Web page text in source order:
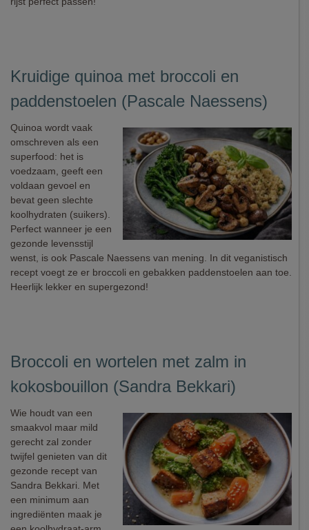
Kruidige quinoa met broccoli en
paddenstoelen (Pascale Naessens)
Quinoa wordt vaak
omschreven als een
superfood: het is
voedzaam, geeft een
voldaan gevoel en
bevat geen slechte
koolhydraten (suikers).
Perfect wanneer je een
gezonde levensstijl
wenst, is ook Pascale Naessens van mening. In dit veganistisch
recept voegt ze er broccoli en gebakken paddenstoelen aan toe.
Heerlijk lekker en supergezond!
Broccoli en wortelen met zalm in
kokosbouillon (Sandra Bekkari)
Wie houdt van een
smaakvol maar mild
gerecht zal zonder
twijfel genieten van dit
gezonde recept van
Sandra Bekkari. Met
een minimum aan
ingrediënten maak je